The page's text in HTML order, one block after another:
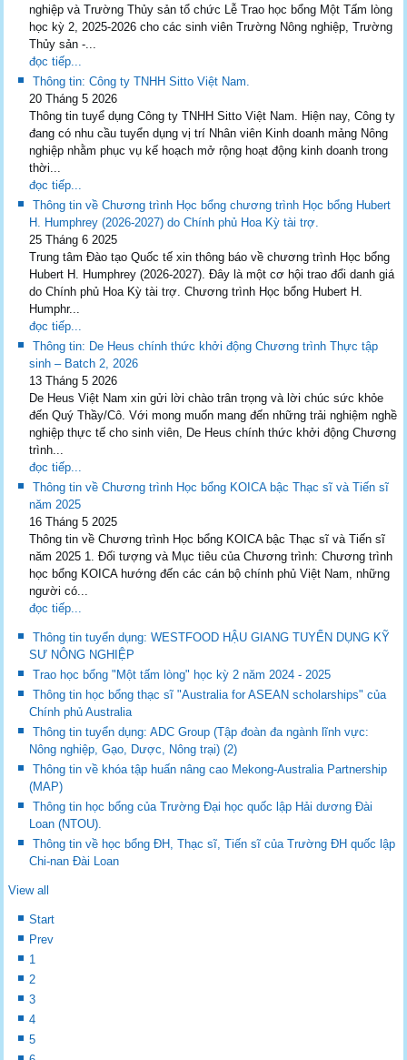
nghiệp và Trường Thủy sản tổ chức Lễ Trao học bổng Một Tấm lòng
học kỳ 2, 2025-2026 cho các sinh viên Trường Nông nghiệp, Trường
Thủy sản -...
đọc tiếp...
Thông tin: Công ty TNHH Sitto Việt Nam.
20 Tháng 5 2026
Thông tin tuyể dụng Công ty TNHH Sitto Việt Nam. Hiện nay, Công ty
đang có nhu cầu tuyển dụng vị trí Nhân viên Kinh doanh mảng Nông
nghiệp nhằm phục vụ kế hoạch mở rộng hoạt động kinh doanh trong
thời...
đọc tiếp...
Thông tin về Chương trình Học bổng chương trình Học bổng Hubert
H. Humphrey (2026-2027) do Chính phủ Hoa Kỳ tài trợ.
25 Tháng 6 2025
Trung tâm Đào tạo Quốc tế xin thông báo về chương trình Học bổng
Hubert H. Humphrey (2026-2027). Đây là một cơ hội trao đổi danh giá
do Chính phủ Hoa Kỳ tài trợ. Chương trình Học bổng Hubert H.
Humphr...
đọc tiếp...
Thông tin: De Heus chính thức khởi động Chương trình Thực tập
sinh – Batch 2, 2026
13 Tháng 5 2026
De Heus Việt Nam xin gửi lời chào trân trọng và lời chúc sức khỏe
đến Quý Thầy/Cô. Với mong muốn mang đến những trải nghiệm nghề
nghiệp thực tế cho sinh viên, De Heus chính thức khởi động Chương
trình...
đọc tiếp...
Thông tin về Chương trình Học bổng KOICA bậc Thạc sĩ và Tiến sĩ
năm 2025
16 Tháng 5 2025
Thông tin về Chương trình Học bổng KOICA bậc Thạc sĩ và Tiến sĩ
năm 2025 1. Đối tượng và Mục tiêu của Chương trình: Chương trình
học bổng KOICA hướng đến các cán bộ chính phủ Việt Nam, những
người có...
đọc tiếp...
Thông tin tuyển dụng: WESTFOOD HẬU GIANG TUYỂN DỤNG KỸ
SƯ NÔNG NGHIỆP
Trao học bổng "Một tấm lòng" học kỳ 2 năm 2024 - 2025
Thông tin học bổng thạc sĩ "Australia for ASEAN scholarships" của
Chính phủ Australia
Thông tin tuyển dụng: ADC Group (Tập đoàn đa ngành lĩnh vực:
Nông nghiệp, Gạo, Dược, Nông trại) (2)
Thông tin về khóa tập huấn nâng cao Mekong-Australia Partnership
(MAP)
Thông tin học bổng của Trường Đại học quốc lập Hải dương Đài
Loan (NTOU).
Thông tin về học bổng ĐH, Thạc sĩ, Tiến sĩ của Trường ĐH quốc lập
Chi-nan Đài Loan
View all
Start
Prev
1
2
3
4
5